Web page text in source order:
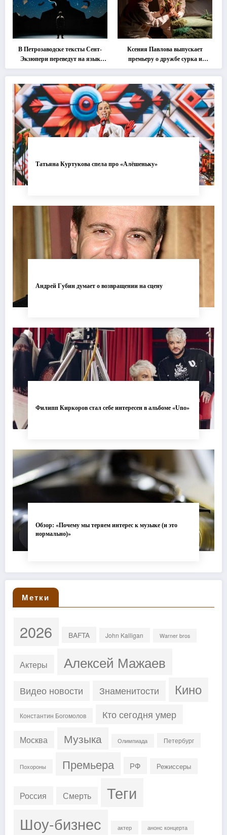
В Петрозаводске тексты Сент-
Экзюпери переведут на язык
современной хореографии
Ксения Павлова выпускает
премьеру о дружбе сурка и
одуванчика
Татьяна Куртукова спела про «Алёшеньку»
Андрей Губин думает о возвращении на сцену
Филипп Киркоров стал себе интересен в альбоме «Uno»
Обзор: «Почему мы теряем интерес к музыке (и это
нормально)»
Метки
2026 BAFTA John Kalligan Warner bros
Актеры Алексей Мажаев
Видео новости Знаменитости Кино
Константин Богомолов Кто сегодня умер
Москва Музыка Олимпиада Петербург
Похороны Премьера РФ Режиссеры
Россия Смерть Теги
Шоу-бизнес актер анонс концерта